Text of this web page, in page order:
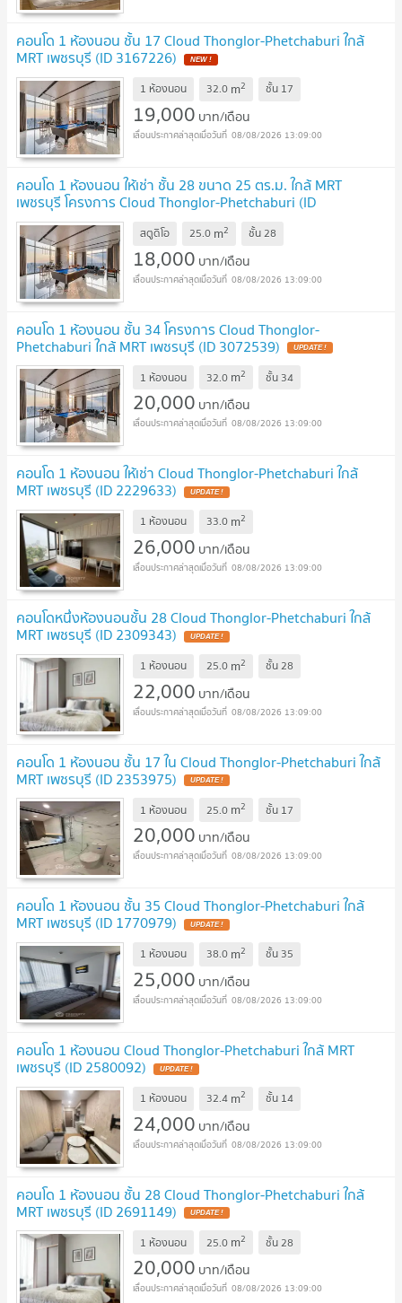
คอนโด 1 ห้องนอน ชั้น 17 Cloud Thonglor-Phetchaburi ใกล้
MRT เพชรบุรี (ID 3167226)
1 ห้องนอน 32.0 m2 ชั้น 17
19,000 บาท/เดือน
08/08/2026 13:09:00
คอนโด 1 ห้องนอน ให้เช่า ชั้น 28 ขนาด 25 ตร.ม. ใกล้ MRT
เพชรบุรี โครงการ Cloud Thonglor-Phetchaburi (ID
3072560)
สตูดิโอ 25.0 m2 ชั้น28
18,000 บาท/เดือน
08/08/2026 13:09:00
คอนโด 1 ห้องนอน ชั้น 34 โครงการ Cloud Thonglor-
Phetchaburi ใกล้ MRT เพชรบุรี (ID 3072539)
1 ห้องนอน 32.0 m2 ชั้น 34
20,000 บาท/เดือน
08/08/2026 13:09:00
คอนโด 1 ห้องนอน ให้เช่า Cloud Thonglor-Phetchaburi ใกล้
MRT เพชรบุรี (ID 2229633)
1 ห้องนอน 33.0 m2
26,000 บาท/เดือน
08/08/2026 13:09:00
คอนโดหนึ่งห้องนอนชั้น 28 Cloud Thonglor-Phetchaburi ใกล้
MRT เพชรบุรี (ID 2309343)
1 ห้องนอน 25.0 m2 ชั้น28
22,000 บาท/เดือน
08/08/2026 13:09:00
คอนโด 1 ห้องนอน ชั้น 17 ใน Cloud Thonglor-Phetchaburi ใกล้
MRT เพชรบุรี (ID 2353975)
1 ห้องนอน 25.0 m2 ชั้น 17
20,000 บาท/เดือน
08/08/2026 13:09:00
คอนโด 1 ห้องนอน ชั้น 35 Cloud Thonglor-Phetchaburi ใกล้
MRT เพชรบุรี (ID 1770979)
1 ห้องนอน 38.0 m2 ชั้น 35
25,000 บาท/เดือน
08/08/2026 13:09:00
คอนโด 1 ห้องนอน Cloud Thonglor-Phetchaburi ใกล้ MRT
เพชรบุรี (ID 2580092)
1 ห้องนอน 32.4 m2 ชั้น 14
24,000 บาท/เดือน
08/08/2026 13:09:00
คอนโด 1 ห้องนอน ชั้น 28 Cloud Thonglor-Phetchaburi ใกล้
MRT เพชรบุรี (ID 2691149)
1 ห้องนอน 25.0 m2 ชั้น28
20,000 บาท/เดือน
08/08/2026 13:09:00